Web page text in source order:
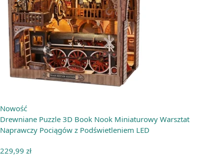
Nowość
Drewniane Puzzle 3D Book Nook Miniaturowy Warsztat
Naprawczy Pociągów z Podświetleniem LED
229,99 zł